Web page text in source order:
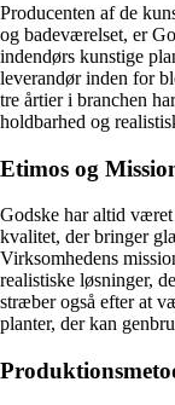
Producenten af de
og badeværelset, er
indendørs kunstige
leverandør inden for
tre årtier i branchen
holdbarhed og
Etimos og
Godske har altid været
kvalitet, der bringer
Virksomhedens
realistiske løsninger,
stræber også efter at
planter, der kan